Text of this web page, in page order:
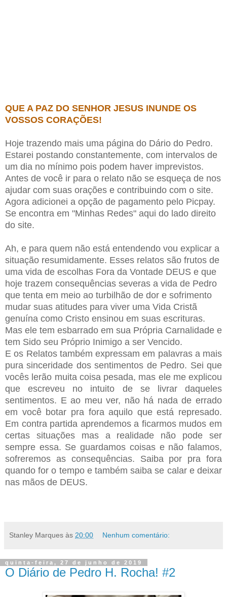
QUE A PAZ DO SENHOR JESUS INUNDE OS
VOSSOS CORAÇÕES!
Hoje trazendo mais uma página do Dário do Pedro.
Estarei postando constantemente, com intervalos de
um dia no mínimo pois podem haver imprevistos.
Antes de você ir para o relato não se esqueça de nos
ajudar com suas orações e contribuindo com o site.
Agora adicionei a opção de pagamento pelo Picpay.
Se encontra em "Minhas Redes" aqui do lado direito
do site.
Ah, e para quem não está entendendo vou explicar a
situação resumidamente. Esses relatos são frutos de
uma vida de escolhas Fora da Vontade DEUS e que
hoje trazem consequências severas a vida de Pedro
que tenta em meio ao turbilhão de dor e sofrimento
mudar suas atitudes para viver uma Vida Cristã
genuína como Cristo ensinou em suas escrituras.
Mas ele tem esbarrado em sua Própria Carnalidade e
tem Sido seu Próprio Inimigo a ser Vencido.
E os Relatos também expressam em palavras a mais
pura sinceridade dos sentimentos de Pedro. Sei que
vocês lerão muita coisa pesada, mas ele me explicou
que escreveu no intuito de se livrar daqueles
sentimentos. E ao meu ver, não há nada de errado
em você botar pra fora aquilo que está represado.
Em contra partida aprendemos a ficarmos mudos em
certas situações mas a realidade não pode ser
sempre essa. Se guardamos coisas e não falamos,
sofreremos as consequências. Saiba por pra fora
quando for o tempo e também saiba se calar e deixar
nas mãos de DEUS.
Stanley Marques às 20:00 Nenhum comentário:
quinta-feira, 27 de junho de 2019
O Diário de Pedro H. Rocha! #2